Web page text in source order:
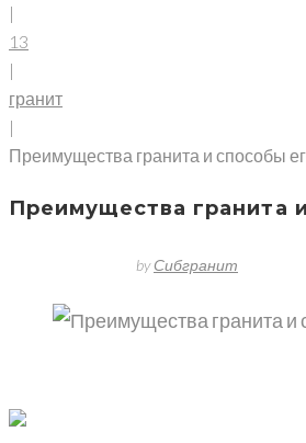
|
13
|
гранит
|
Преимущества гранита и способы
Преимущества гранита
byСибгранит